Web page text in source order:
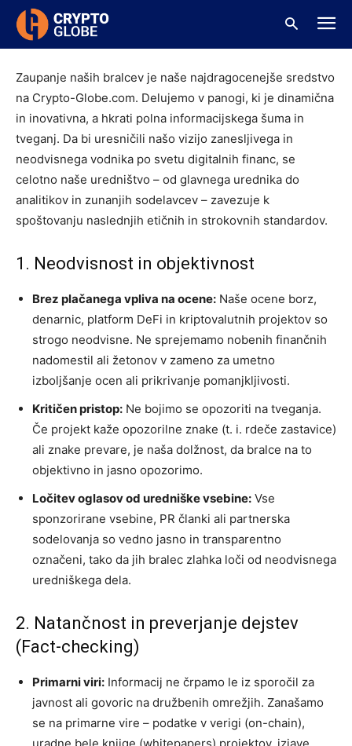
Home Uredniški kodeks
Uredniški kodeks
Zaupanje naših bralcev je naše najdragocenejše sredstvo
na Crypto-Globe.com. Delujemo v panogi, ki je dinamična
in inovativna, a hkrati polna informacijskega šuma in
tveganj. Da bi uresničili našo vizijo zanesljivega in
neodvisnega vodnika po svetu digitalnih financ, se
celotno naše uredništvo – od glavnega urednika do
analitikov in zunanjih sodelavcev – zavezuje k
spoštovanju naslednjih etičnih in strokovnih standardov.
1. Neodvisnost in objektivnost
Brez plačanega vpliva na ocene: Naše ocene borz,
denarnic, platform DeFi in kriptovalutnih projektov so
strogo neodvisne. Ne sprejemamo nobenih finančnih
nadomestil ali žetonov v zameno za umetno
izboljšanje ocen ali prikrivanje pomanjkljivosti.
Kritičen pristop: Ne bojimo se opozoriti na tveganja.
Če projekt kaže opozorilne znake (t. i. rdeče zastavice)
ali znake prevare, je naša dolžnost, da bralce na to
objektivno in jasno opozorimo.
Ločitev oglasov od uredniške vsebine: Vse
sponzorirane vsebine, PR članki ali partnerska
sodelovanja so vedno jasno in transparentno
označeni, tako da jih bralec zlahka loči od neodvisnega
uredniškega dela.
2. Natančnost in preverjanje dejstev
(Fact-checking)
Primarni viri: Informacij ne črpamo le iz sporočil za
javnost ali govoric na družbenih omrežjih. Zanašamo
se na primarne vire – podatke v verigi (on-chain),